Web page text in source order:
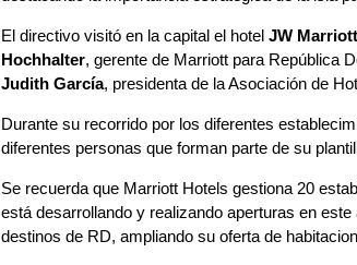
El directivo visitó en la capital el hotel JW
Hochhalter, gerente de Marriott para República
Judith García, presidenta de la Asociación de
Durante su recorrido por los diferentes
diferentes personas que forman parte de su
Se recuerda que Marriott Hotels gestiona 20
está desarrollando y realizando aperturas en
destinos de RD, ampliando su oferta de